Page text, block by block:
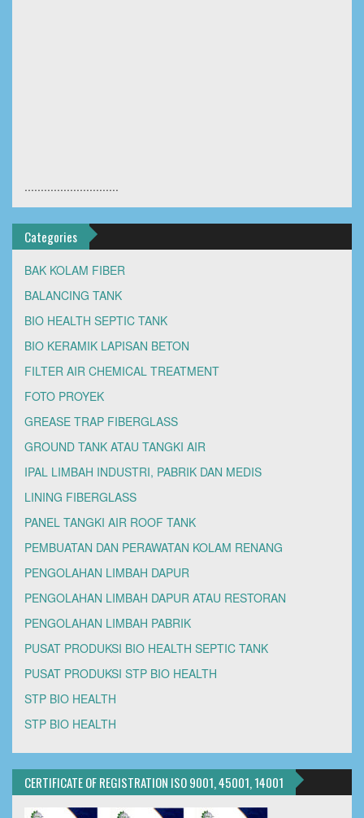
.............................
Categories
BAK KOLAM FIBER
BALANCING TANK
BIO HEALTH SEPTIC TANK
BIO KERAMIK LAPISAN BETON
FILTER AIR CHEMICAL TREATMENT
FOTO PROYEK
GREASE TRAP FIBERGLASS
GROUND TANK ATAU TANGKI AIR
IPAL LIMBAH INDUSTRI, PABRIK DAN MEDIS
LINING FIBERGLASS
PANEL TANGKI AIR ROOF TANK
PEMBUATAN DAN PERAWATAN KOLAM RENANG
PENGOLAHAN LIMBAH DAPUR
PENGOLAHAN LIMBAH DAPUR ATAU RESTORAN
PENGOLAHAN LIMBAH PABRIK
PUSAT PRODUKSI BIO HEALTH SEPTIC TANK
PUSAT PRODUKSI STP BIO HEALTH
STP BIO HEALTH
STP BIO HEALTH
CERTIFICATE OF REGISTRATION ISO 9001, 45001, 14001